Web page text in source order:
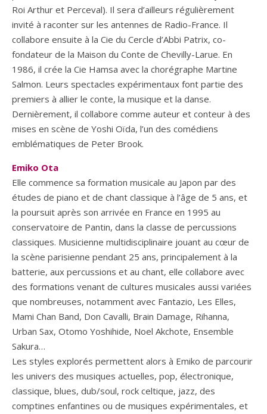
Roi Arthur et Perceval). Il sera d’ailleurs régulièrement
invité à raconter sur les antennes de Radio-France. Il
collabore ensuite à la Cie du Cercle d’Abbi Patrix, co-
fondateur de la Maison du Conte de Chevilly-Larue. En
1986, il crée la Cie Hamsa avec la chorégraphe Martine
Salmon. Leurs spectacles expérimentaux font partie des
premiers à allier le conte, la musique et la danse.
Dernièrement, il collabore comme auteur et conteur à des
mises en scène de Yoshi Oïda, l’un des comédiens
emblématiques de Peter Brook.
Emiko Ota
Elle commence sa formation musicale au Japon par des
études de piano et de chant classique à l’âge de 5 ans, et
la poursuit après son arrivée en France en 1995 au
conservatoire de Pantin, dans la classe de percussions
classiques. Musicienne multidisciplinaire jouant au cœur de
la scène parisienne pendant 25 ans, principalement à la
batterie, aux percussions et au chant, elle collabore avec
des formations venant de cultures musicales aussi variées
que nombreuses, notamment avec Fantazio, Les Elles,
Mami Chan Band, Don Cavalli, Brain Damage, Rihanna,
Urban Sax, Otomo Yoshihide, Noel Akchote, Ensemble
Sakura…
Les styles explorés permettent alors à Emiko de parcourir
les univers des musiques actuelles, pop, électronique,
classique, blues, dub/soul, rock celtique, jazz, des
comptines enfantines ou de musiques expérimentales, et